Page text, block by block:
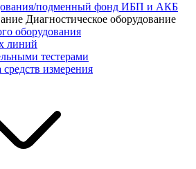
подменный фонд ИБП и АКБ
Диагностическое оборудование
оборудования
линий
тестерами
измерения